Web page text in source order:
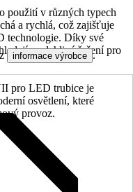
použití v různých typech
a rychlá, což zajišťuje
technologie. Díky své
spolehlivé řešení pro
pro LED trubice je
osvětlení, které
provoz.
informace výrobce .